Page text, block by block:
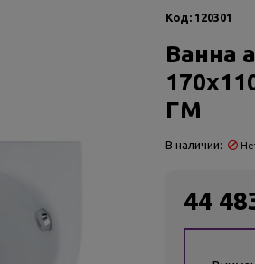
Код: 120301
Ванна
ГМ
В наличии:
44